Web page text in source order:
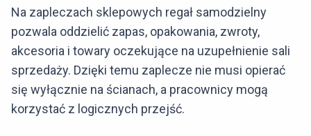
Na zapleczach sklepowych regał samodzielny
pozwala oddzielić zapas, opakowania, zwroty,
akcesoria i towary oczekujące na uzupełnienie sali
sprzedaży. Dzięki temu zaplecze nie musi opierać
się wyłącznie na ścianach, a pracownicy mogą
korzystać z logicznych przejść.